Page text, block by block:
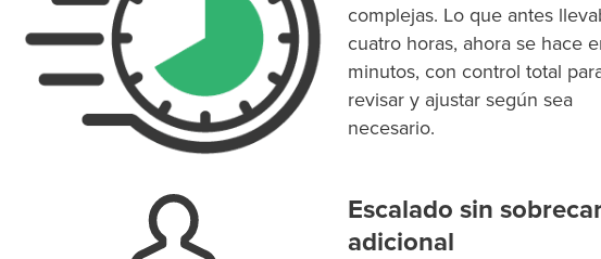
complejas. Lo que antes
cuatro horas, ahora se hace
minutos, con control total
revisar y ajustar según sea
necesario.
Escalado sin
adicional